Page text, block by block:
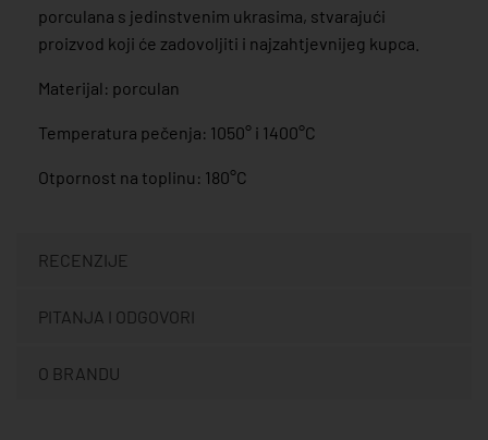
porculana s jedinstvenim ukrasima, stvarajući
proizvod koji će zadovoljiti i najzahtjevnijeg kupca.
Materijal: porculan
Temperatura pečenja: 1050° i 1400°C
Otpornost na toplinu: 180°C
RECENZIJE
PITANJA I ODGOVORI
O BRANDU